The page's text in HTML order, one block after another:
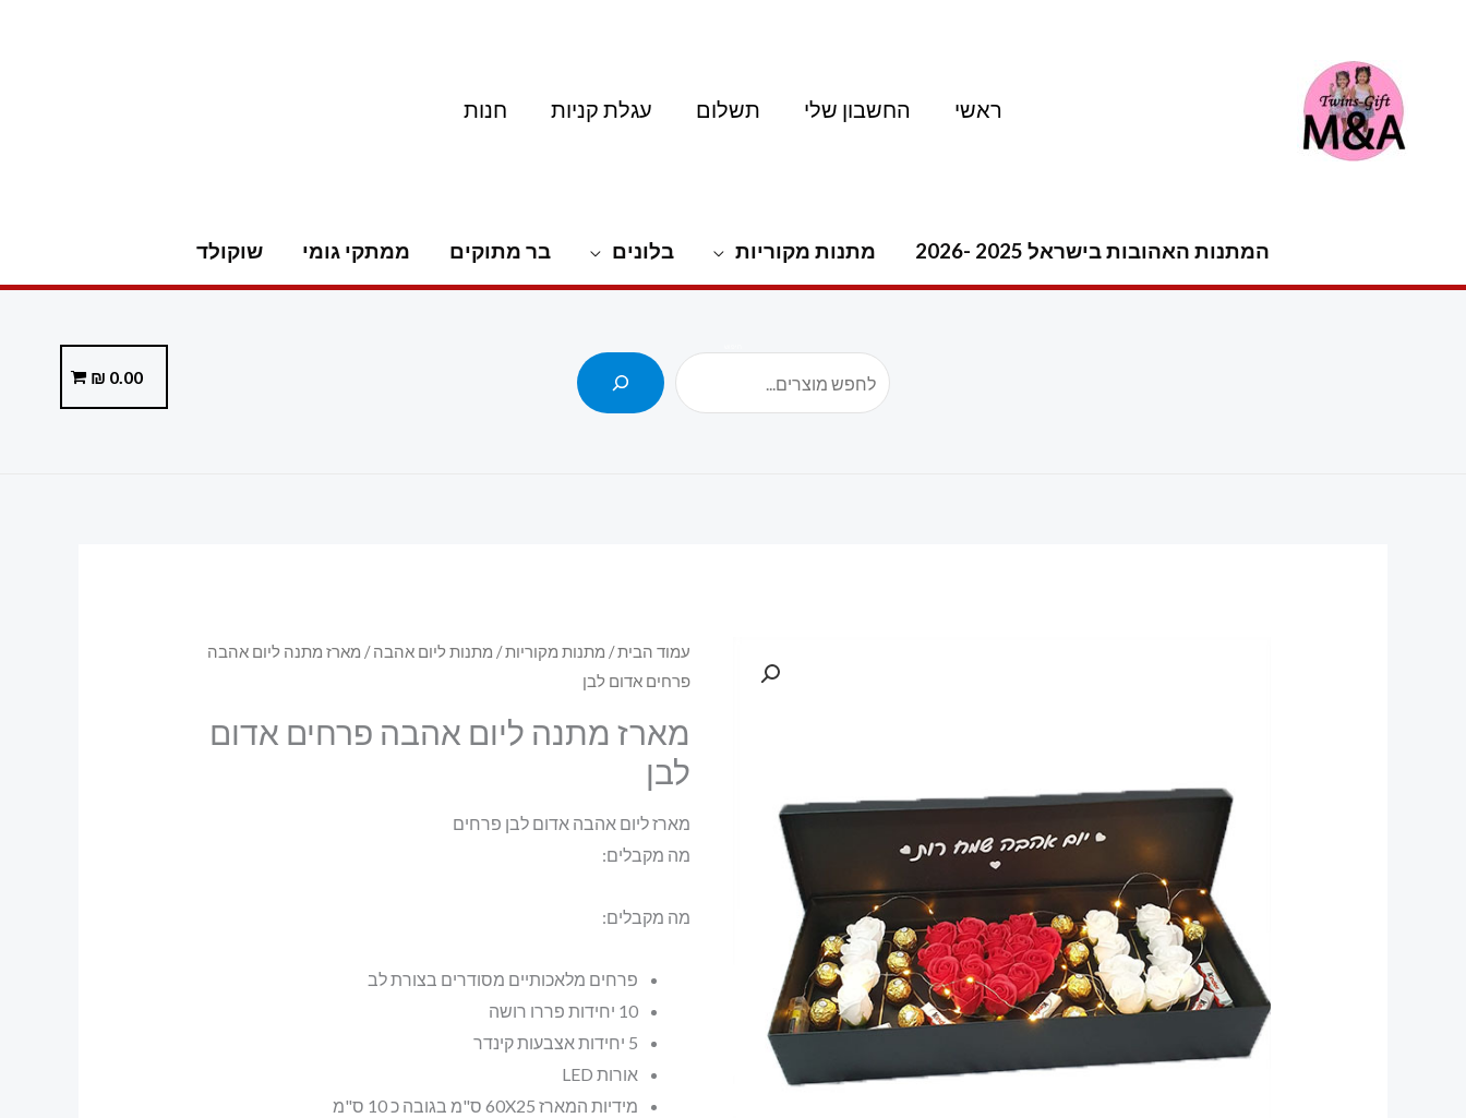
ראשי החשבון שלי תשלום עגלת קניות חנות
המתנות האהובות בישראל 2025 -2026 מתנות מקוריות בלונים בר מתוקים ממתקי גומי שוקולד
0.00
₪
עמוד הבית/ מתנות מקוריות/ מתנות ליום אהבה/ מארז מתנה ליום אהבה
פרחים אדום לבן
מארז מתנה ליום אהבה פרחים אדום
לבן
מארז ליום אהבה אדום לבן פרחים
מה מקבלים:
מה מקבלים:
פרחים מלאכותיים מסודרים בצורת לב
10 יחידות פררו רושה
5 יחידות אצבעות קינדר
אורות LED
מידיות המארז 60X25 ס"מ בגובה כ 10 ס"מ